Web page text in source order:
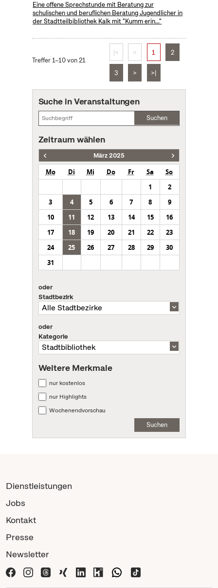
Eine offene Sprechstunde mit Beratung zur
schulischen und beruflichen Beratung Jugendlicher in
der Stadtteilbibliothek Kalk mit "Kumm erin..."
Treffer 1–10 von 21
|< < 1 2
3 > >|
Suche in Veranstaltungen
Suchen
Zeitraum wählen
März 2025
Mo Di Mi Do Fr Sa
So
1
2
3
4 5 6 7 8
9
10
11 12 13 14 15
16
17
18 19 20 21 22
23
24
25 26 27 28 29
30
31
oder
Stadtbezirk
oder
Kategorie
Weitere Merkmale
nur kostenlos
nur Highlights
Wochenendvorschau
Suchen
Dienstleistungen
Jobs
Kontakt
Presse
Newsletter